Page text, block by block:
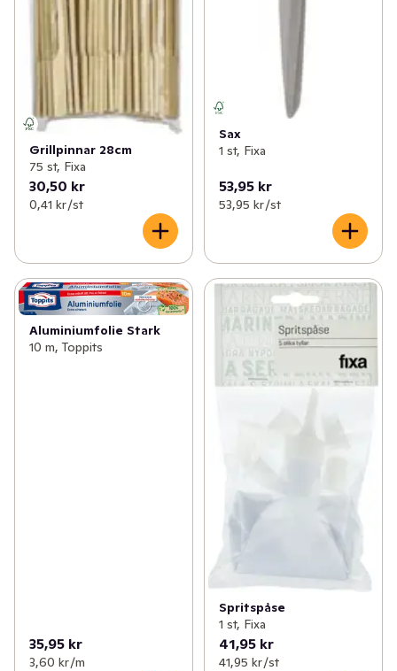
Grillpinnar 28cm
75 st, Fixa
30,50 kr
0,41 kr /st
Sax
1 st, Fixa
53,95 kr
53,95 kr /st
Aluminiumfolie Stark
10 m, Toppits
35,95 kr
3,60 kr /m
Spritspåse
1 st, Fixa
41,95 kr
41,95 kr /st